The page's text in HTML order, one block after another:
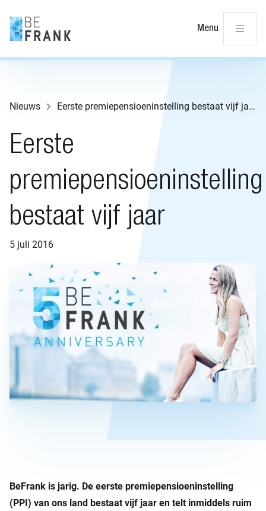
Menu
Nieuws Eerste premiepensioeninstelling bestaat vijf jaar
Eerste
premiepensioeninstelling
bestaat vijf jaar
5 juli 2016
BeFrank is jarig. De eerste premiepensioeninstelling
(PPI) van ons land bestaat vijf jaar en telt inmiddels ruim